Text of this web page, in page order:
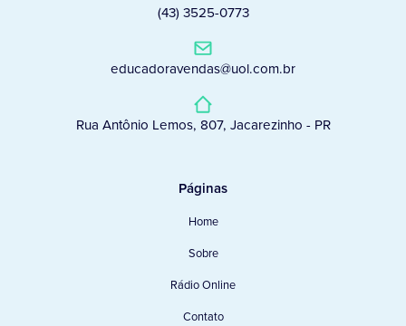
(43) 3525-0773
educadoravendas@uol.com.br
Rua Antônio Lemos, 807, Jacarezinho - PR
Páginas
Home
Sobre
Rádio Online
Contato